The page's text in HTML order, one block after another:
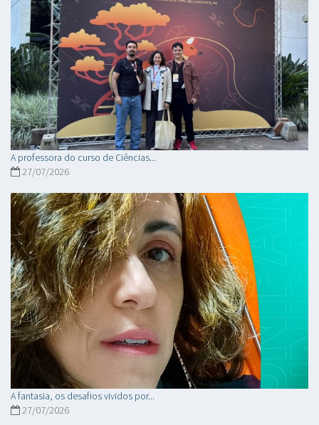
A professora do curso de Ciências...
27/07/2026
A fantasia, os desafios vividos por...
27/07/2026